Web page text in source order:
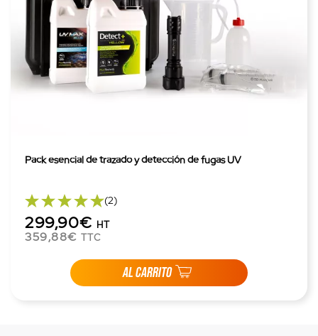
Pack esencial de trazado y detección de fugas UV
(2)
299,90€ HT
359,88€ TTC
AL CARRITO